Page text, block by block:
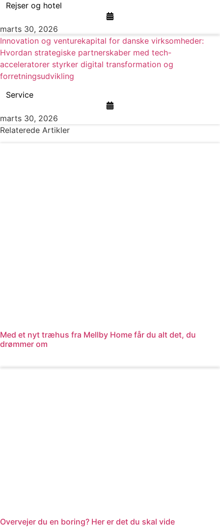
Rejser og hotel
marts 30, 2026
Innovation og venturekapital for danske virksomheder:
Hvordan strategiske partnerskaber med tech-
acceleratorer styrker digital transformation og
forretningsudvikling
Service
marts 30, 2026
Relaterede Artikler
Med et nyt træhus fra Mellby Home får du alt det, du
drømmer om
Overvejer du en boring? Her er det du skal vide